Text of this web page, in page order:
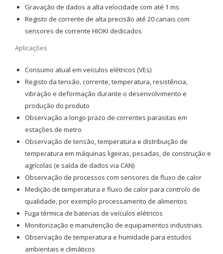
Gravação de dados a alta velocidade com até 1 ms
Registo de corrente de alta precisão até 20 canais com
sensores de corrente HIOKI dedicados
Aplicações
Consumo atual em veículos elétricos (VEs)
Registo da tensão, corrente, temperatura, resistência,
vibração e deformação durante o desenvolvimento e
produção do produto
Observação a longo prazo de correntes parasitas em
estações de metro
Observação de tensão, temperatura e distribuição de
temperatura em máquinas ligeiras, pesadas, de construção e
agrícolas (e saída de dados via CAN)
Observação de processos com sensores de fluxo de calor
Medição de temperatura e fluxo de calor para controlo de
qualidade, por exemplo processamento de alimentos
Fuga térmica de baterias de veículos elétricos
Monitorização e manutenção de equipamentos industriais
Observação de temperatura e humidade para estudos
ambientais e climáticos